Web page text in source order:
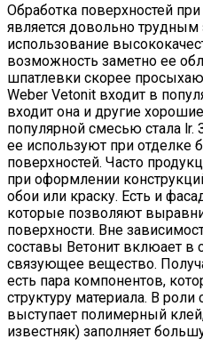
Обработка поверхностей
является довольно трудным
использование
возможность заметно ее
шпатлевки скорее
Weber Vetonit входит в
входит она и другие
популярной смесью стала lr.
ее используют при отделке
поверхностей. Часто
при оформлении
обои или краску. Есть и
которые позволяют
поверхности. Вне
составы Ветонит вклюает в
связующее вещество.
есть пара компонентов,
структуру материала. В
выступает полимерный
известняк) заполняет